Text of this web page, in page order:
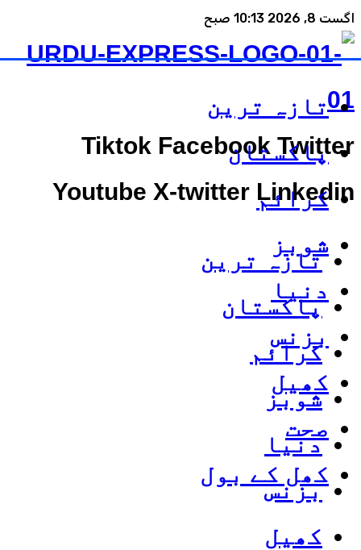
اگست 8, 2026 10:13 صبح
Tiktok Facebook Twitter
Youtube X-twitter Linkedin
تازہ ترین
پاکستان
کرائم
شوبز
دنیا
بزنس
کھیل
تازہ ترین
پاکستان
کرائم
شوبز
دنیا
بزنس
کھیل
صحت
کھل کے بول